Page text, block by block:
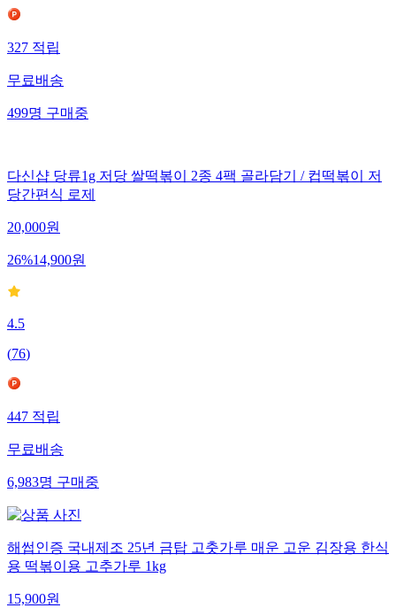
327 적립
무료배송
499명 구매중
다신샵 당류1g 저당 쌀떡볶이 2종 4팩 골라담기 / 컵떡볶이 저
당간편식 로제
20,000원
26%14,900원
4.5
(76)
447 적립
무료배송
6,983명 구매중
해썹인증 국내제조 25년 금탑 고춧가루 매운 고운 김장용 한식
용 떡볶이용 고추가루 1kg
15,900원